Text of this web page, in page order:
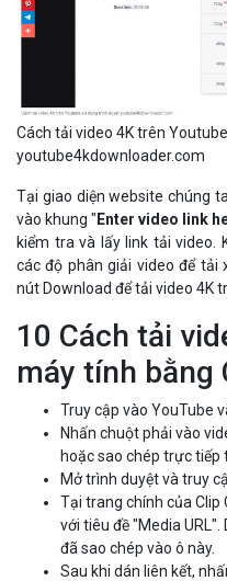
Cách tải video 4K trên
youtube4kdownloader.com
Tại giao diện website chúng
vào khung " Enter video link
kiểm tra và lấy link tải video.
các độ phân giải video để tải
nút Download để tải video 4K
10 Cách tải
máy tính bằng
Truy cập vào YouTube
Nhấn chuột phải vào
hoặc sao chép trực tiếp
Mở trình duyệt và truy
Tại trang chính của Clip
với tiêu đề "Media
đã sao chép vào ô này.
Sau khi dán liên kết,